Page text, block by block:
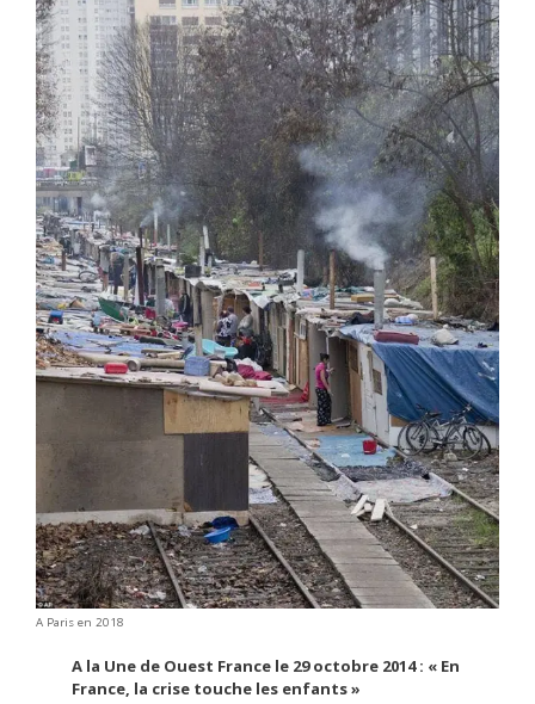
A Paris en 2018
A la Une de Ouest France le 29 octobre 2014 : « En
France, la crise touche les enfants »